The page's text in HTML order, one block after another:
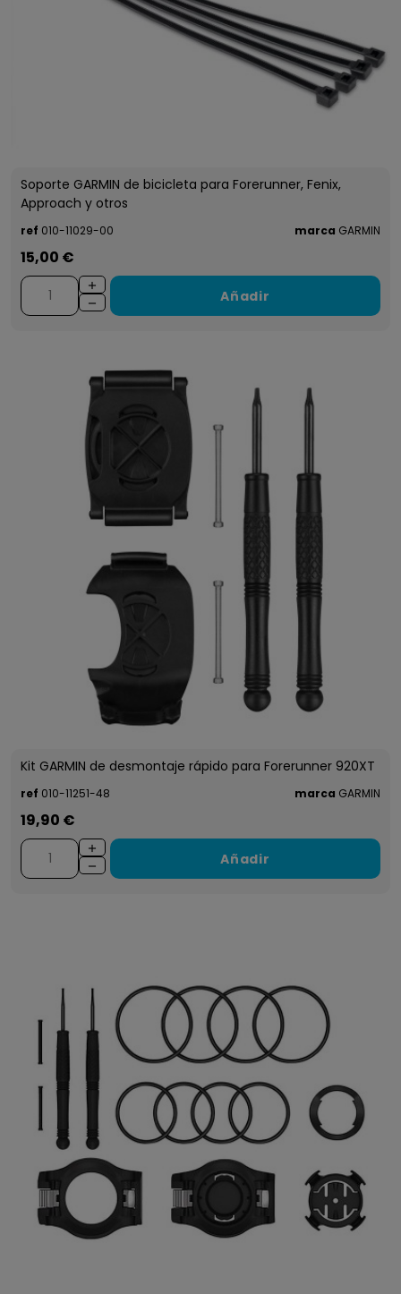
Soporte GARMIN de bicicleta para Forerunner, Fenix,
Approach y otros
ref 010-11029-00 marca GARMIN
15,00 €
Añadir
Kit GARMIN de desmontaje rápido para Forerunner 920XT
ref 010-11251-48 marca GARMIN
19,90 €
Añadir